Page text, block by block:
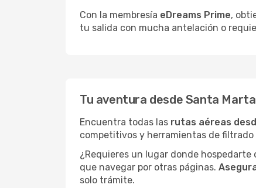
Con la membresía eDreams Prime,
tu salida con mucha antelación o
Tu aventura desde Santa
Encuentra todas las rutas aéreas
competitivos y herramientas de
¿Requieres un lugar donde
que navegar por otras páginas.
solo trámite.